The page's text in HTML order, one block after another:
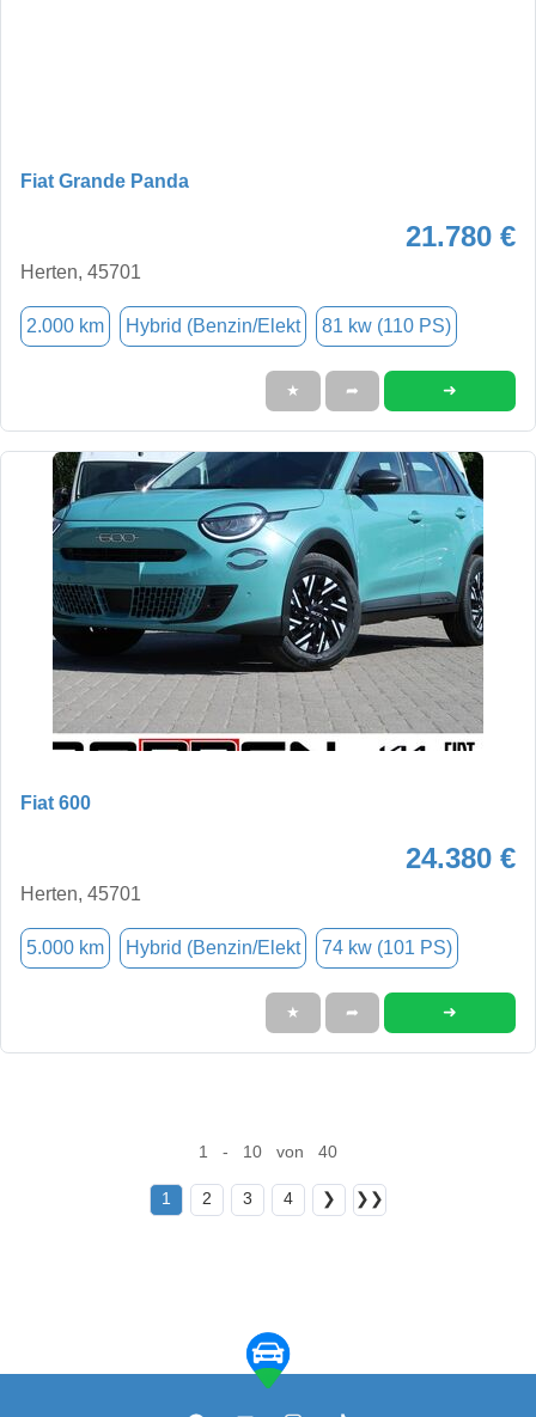
Fiat Grande Panda
21.780 €
Herten, 45701
2.000 km Hybrid (Benzin/Elekt 81 kw (110 PS)
★ ➦ ➜
Fiat 600
24.380 €
Herten, 45701
5.000 km Hybrid (Benzin/Elekt 74 kw (101 PS)
★ ➦ ➜
1 - 10 von 40
1 2 3 4 ❯ ❯❯